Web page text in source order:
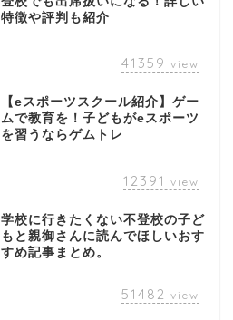
特徴や評判も紹介
41359 view
【eスポーツスクール紹介】ゲー
ムで教育を！子どもがeスポーツ
を習うならゲムトレ
12391 view
学校に行きたくない不登校の子ど
もと親御さんに読んでほしいおす
すめ記事まとめ。
51482 view